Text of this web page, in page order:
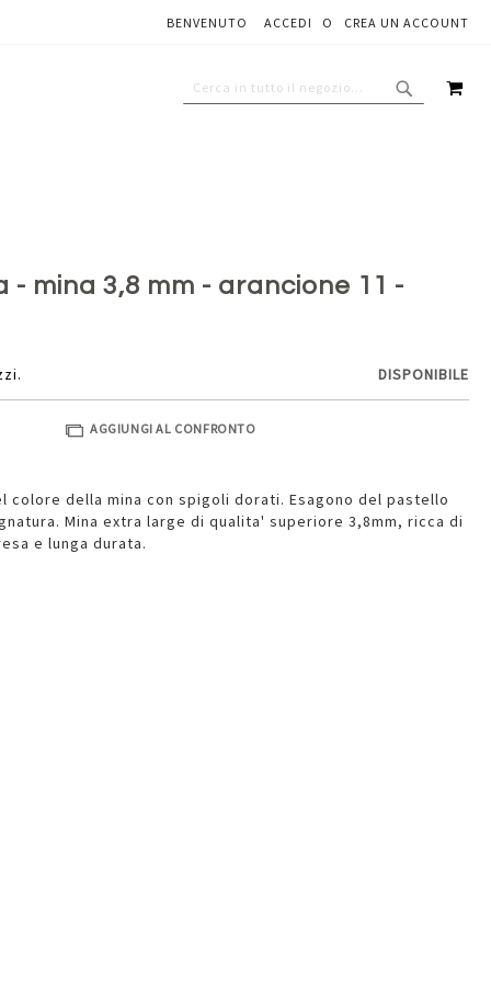
BENVENUTO ACCEDI CREA UN ACCOUNT
- mina 3,8 mm - arancione 11 -
DISPONIBILE
AGGIUNGI AL CONFRONTO
colore della mina con spigoli dorati. Esagono del pastello
Mina extra large di qualita' superiore 3,8mm, ricca di
e lunga durata.